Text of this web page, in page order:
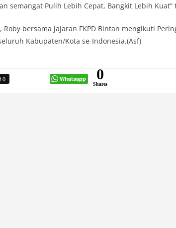
semangat Pulih Lebih Cepat, Bangkit Lebih Kuat”
Roby bersama jajaran FKPD Bintan mengikuti
Kabupaten/Kota se-Indonesia.(Asf)
0 Whatsapp 0
Shares